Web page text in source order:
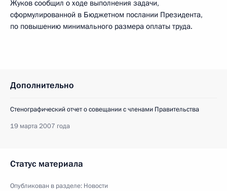
Жуков сообщил о ходе выполнения задачи,
сформулированной в Бюджетном послании Президента,
по повышению минимального размера оплаты труда.
Дополнительно
Стенографический отчет о совещании с членами Правительства
19 марта 2007 года
Статус материала
Опубликован в разделе: Новости